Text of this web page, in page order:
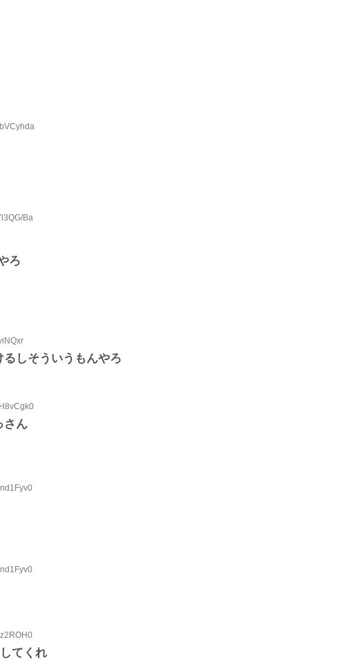
Ba
ろ
しそういうもんやろ
さん
てくれ